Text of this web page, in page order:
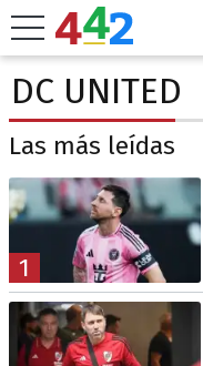
DC UNITED
Las más leídas
1